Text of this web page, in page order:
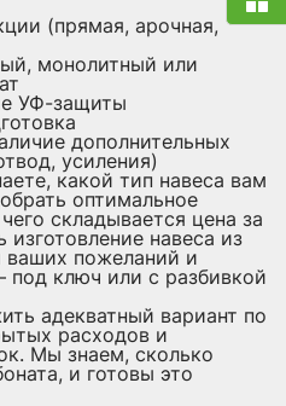
(прямая, арочная,
монолитный или
УФ-защиты
дополнительных
усиления)
какой тип навеса вам
оптимальное
складывается цена за
навеса из
ваших пожеланий и
под ключ или с разбивкой
адекватный вариант по
расходов и
Мы знаем, сколько
и готовы это